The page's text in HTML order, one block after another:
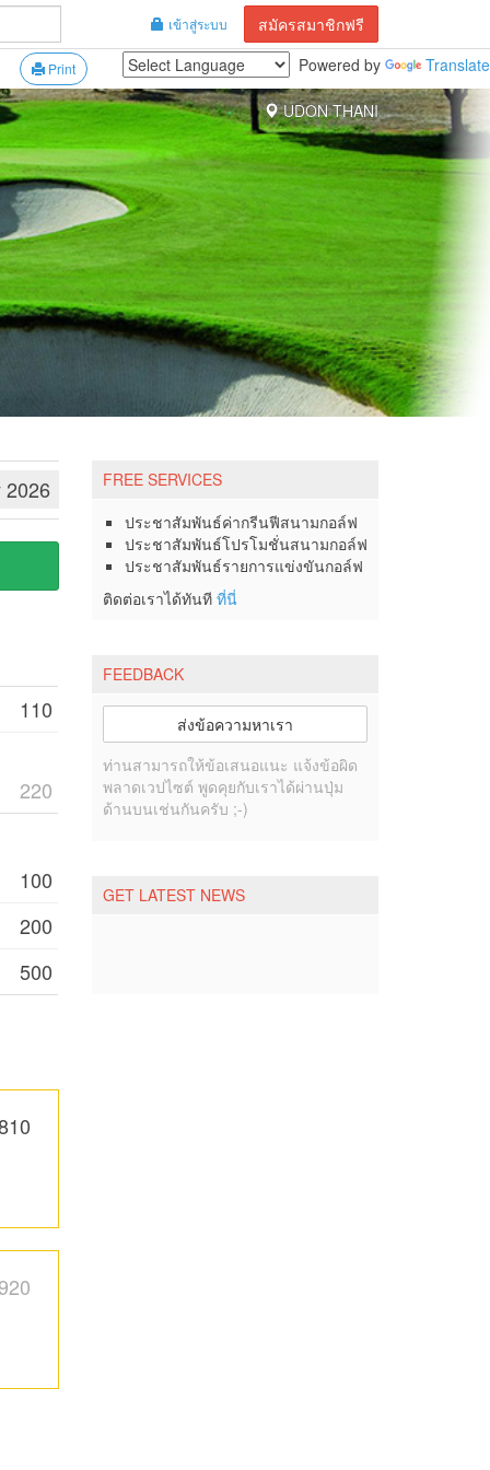
เข้าสู่ระบบ สมัครสมาชิกฟรี
Powered by
Translate
Print
UDON THANI
2026
110
220
100
200
500
920
FREE SERVICES
ประชาสัมพันธ์ค่ากรีนฟีสนามกอล์ฟ
ประชาสัมพันธ์โปรโมชั่นสนามกอล์ฟ
ประชาสัมพันธ์รายการแข่งขันกอล์ฟ
ติดต่อเราได้ทันที ที่นี่
FEEDBACK
ส่งข้อความหาเรา
ท่านสามารถให้ข้อเสนอแนะ แจ้งข้อผิด
พลาดเวปไซต์ พูดคุยกับเราได้ผ่านปุ่ม
ด้านบนเช่นกันครับ ;-)
GET LATEST NEWS